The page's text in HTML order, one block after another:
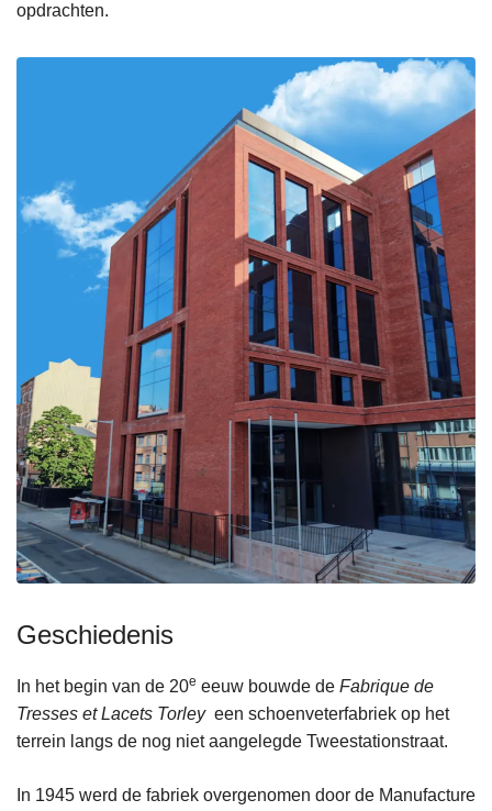
opdrachten.
Geschiedenis
In het begin van de 20e eeuw bouwde de Fabrique de
Tresses et Lacets Torley een schoenveterfabriek op het
terrein langs de nog niet aangelegde Tweestationstraat.
In 1945 werd de fabriek overgenomen door de Manufacture